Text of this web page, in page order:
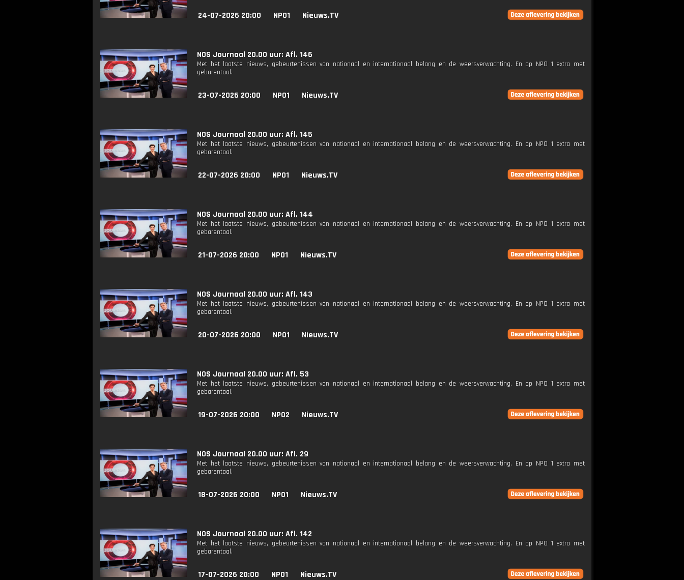
24-07-2026 20:00 NPO1 Nieuws.TV
NOS Journaal 20.00 uur: Afl. 146
Met het laatste nieuws, gebeurtenissen van nationaal en internationaal belang en de weersverwachting. En op NPO 1 extra met
gebarentaal.
23-07-2026 20:00 NPO1 Nieuws.TV
NOS Journaal 20.00 uur: Afl. 145
Met het laatste nieuws, gebeurtenissen van nationaal en internationaal belang en de weersverwachting. En op NPO 1 extra met
gebarentaal.
22-07-2026 20:00 NPO1 Nieuws.TV
NOS Journaal 20.00 uur: Afl. 144
Met het laatste nieuws, gebeurtenissen van nationaal en internationaal belang en de weersverwachting. En op NPO 1 extra met
gebarentaal.
21-07-2026 20:00 NPO1 Nieuws.TV
NOS Journaal 20.00 uur: Afl. 143
Met het laatste nieuws, gebeurtenissen van nationaal en internationaal belang en de weersverwachting. En op NPO 1 extra met
gebarentaal.
20-07-2026 20:00 NPO1 Nieuws.TV
NOS Journaal 20.00 uur: Afl. 53
Met het laatste nieuws, gebeurtenissen van nationaal en internationaal belang en de weersverwachting. En op NPO 1 extra met
gebarentaal.
19-07-2026 20:00 NPO2 Nieuws.TV
NOS Journaal 20.00 uur: Afl. 29
Met het laatste nieuws, gebeurtenissen van nationaal en internationaal belang en de weersverwachting. En op NPO 1 extra met
gebarentaal.
18-07-2026 20:00 NPO1 Nieuws.TV
NOS Journaal 20.00 uur: Afl. 142
Met het laatste nieuws, gebeurtenissen van nationaal en internationaal belang en de weersverwachting. En op NPO 1 extra met
gebarentaal.
17-07-2026 20:00 NPO1 Nieuws.TV